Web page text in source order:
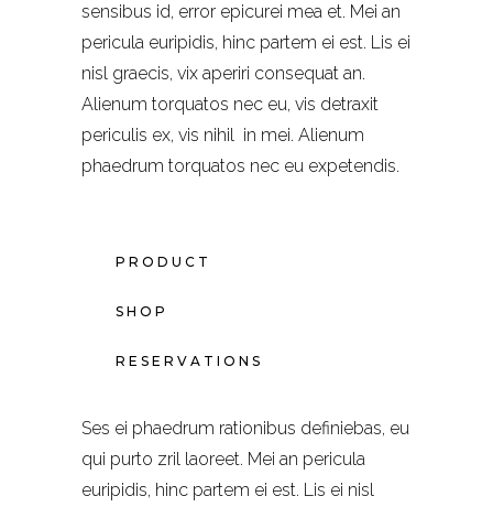
sensibus id, error epicurei mea et. Mei an
pericula euripidis, hinc partem ei est. Lis ei
nisl graecis, vix aperiri consequat an.
Alienum torquatos nec eu, vis detraxit
periculis ex, vis nihil in mei. Alienum
phaedrum torquatos nec eu expetendis.
PRODUCT
SHOP
RESERVATIONS
Ses ei phaedrum rationibus definiebas, eu
qui purto zril laoreet. Mei an pericula
euripidis, hinc partem ei est. Lis ei nisl